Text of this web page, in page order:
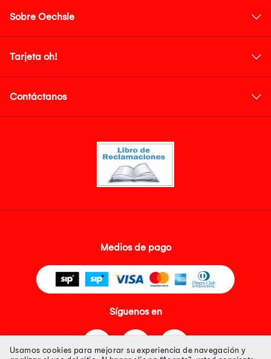
Sobre Oechsle
Tarjeta oh!
Contáctanos
Medios de pago
Síguenos en
Usamos cookies para mejorar su experiencia de navegación y